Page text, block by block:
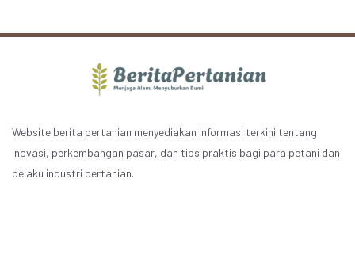
Website berita pertanian menyediakan informasi terkini tentang
inovasi, perkembangan pasar, dan tips praktis bagi para petani dan
pelaku industri pertanian.